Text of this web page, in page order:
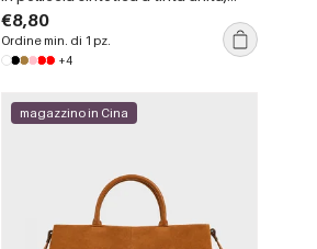
stile casual e soffice.
€8,80
Ordine min. di 1 pz.
+4
magazzino in Cina